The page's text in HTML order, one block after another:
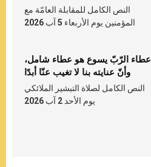
النص الكامل للمقابلة العامّة مع
المؤمنين يوم الأربعاء 5 آب 2026
عطاء الرّبّ يسوع هو عطاء شامل،
وأنّ عنايته بنا لا تغيب عنّا أبدًا
النص الكامل لصلاة التبشير الملائكي
يوم الأحد 2 آب 2026